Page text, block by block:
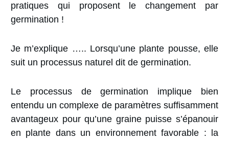
pratiques qui proposent le changement par
germination !
Je m’explique ….. Lorsqu’une plante pousse, elle
suit un processus naturel dit de germination.
Le processus de germination implique bien
entendu un complexe de paramètres suffisamment
avantageux pour qu’une graine puisse s’épanouir
en plante dans un environnement favorable : la